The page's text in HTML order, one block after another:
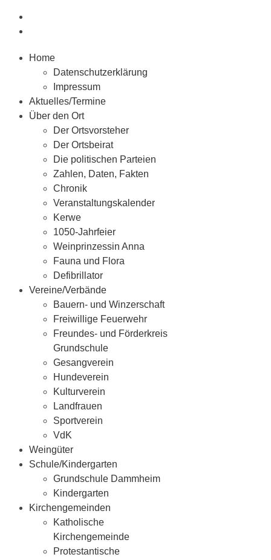
Home
Datenschutzerklärung
Impressum
Aktuelles/Termine
Über den Ort
Der Ortsvorsteher
Der Ortsbeirat
Die politischen Parteien
Zahlen, Daten, Fakten
Chronik
Veranstaltungskalender
Kerwe
1050-Jahrfeier
Weinprinzessin Anna
Fauna und Flora
Defibrillator
Vereine/Verbände
Bauern- und Winzerschaft
Freiwillige Feuerwehr
Freundes- und Förderkreis
Grundschule
Gesangverein
Hundeverein
Kulturverein
Landfrauen
Sportverein
VdK
Weingüter
Schule/Kindergarten
Grundschule Dammheim
Kindergarten
Kirchengemeinden
Katholische
Kirchengemeinde
Protestantische